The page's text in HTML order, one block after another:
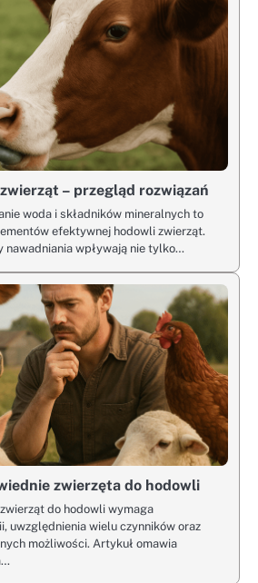
– przegląd rozwiązań
woda i składników mineralnych to
efektywnej hodowli zwierząt.
nawadniania wpływają nie tylko…
zwierzęta do hodowli
do hodowli wymaga
uwzględnienia wielu czynników oraz
możliwości. Artykuł omawia